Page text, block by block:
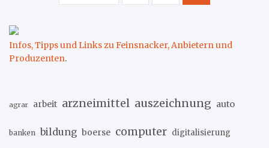
Beiträge
Infos, Tipps und Links zu Feinsnacker, Anbietern und
Produzenten.
agrar arbeit arzneimittel auszeichnung auto
banken bildung boerse computer digitalisierung